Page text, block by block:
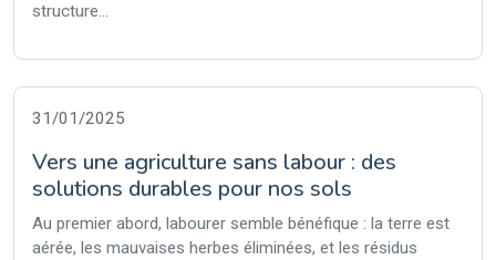
structure...
31/01/2025
Vers une agriculture sans labour : des
solutions durables pour nos sols
Au premier abord, labourer semble bénéfique : la terre est
aérée, les mauvaises herbes éliminées, et les résidus